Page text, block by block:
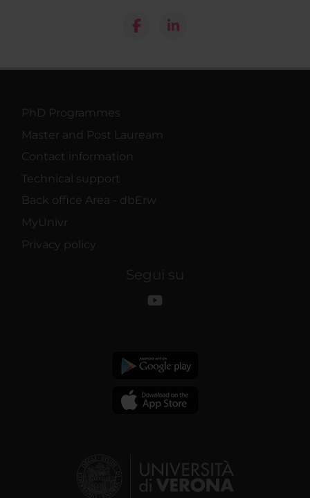
PhD Programmes
Master and Post Lauream
Contact information
Technical support
Back office Area - dbErw
MyUnivr
Privacy policy
Segui su